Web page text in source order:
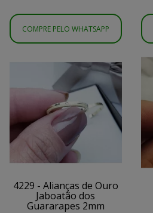
COMPRE PELO WHATSAPP
4229 - Alianças de Ouro
Jaboatão dos
Guararapes 2mm